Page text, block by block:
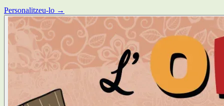
Personalitzeu-lo →